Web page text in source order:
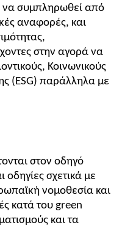
να συμπληρωθεί από
αναφορές, και
στην αγορά να
Κοινωνικούς
(ESG) παράλληλα με
στον οδηγό
σχετικά με
νομοθεσία και
κατά του green
και τα